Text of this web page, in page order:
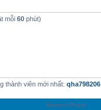
mỗi 60 phút)
thành viên mới nhất: qha798206
Newest Posts